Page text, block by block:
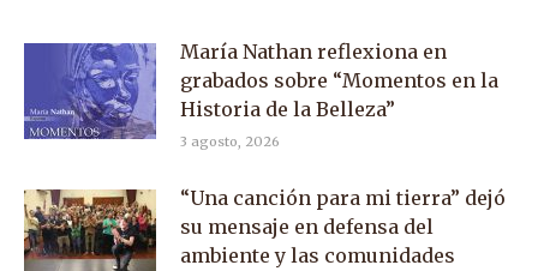
María Nathan reflexiona en
grabados sobre “Momentos en la
Historia de la Belleza”
3 agosto, 2026
“Una canción para mi tierra” dejó
su mensaje en defensa del
ambiente y las comunidades